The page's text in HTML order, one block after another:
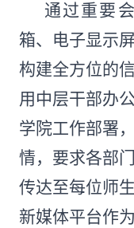
通过重要
箱、电子显示
构建全方位的
用中层干部办
学院工作部署
情，要求各部
传达至每位师
新媒体平台作